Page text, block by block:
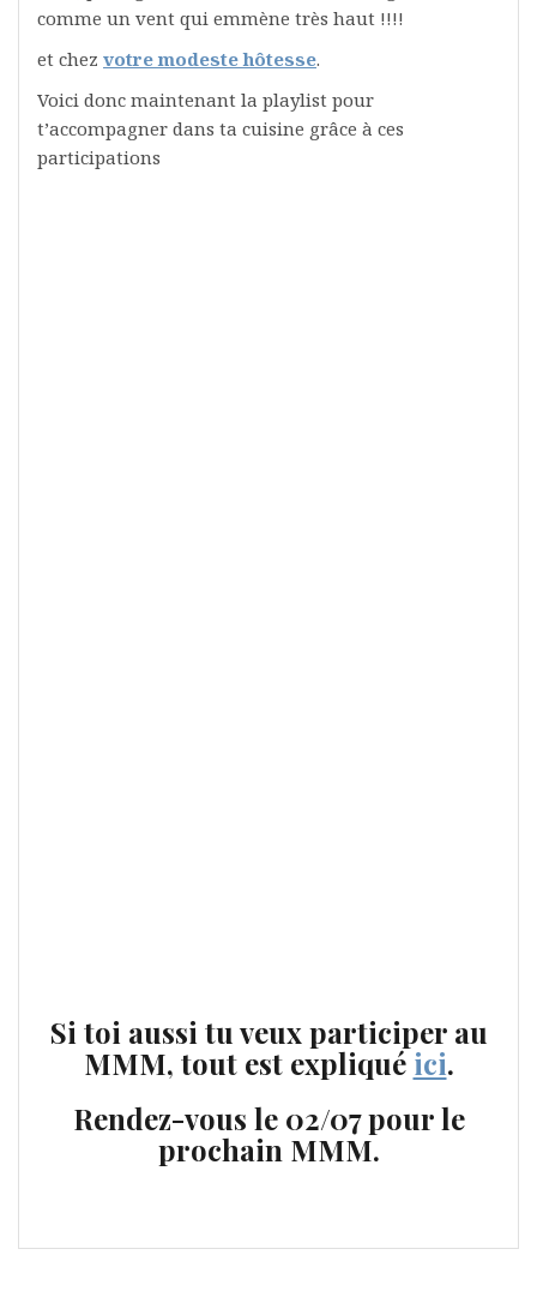
comme un vent qui emmène très haut !!!!
et chez votre modeste hôtesse.
Voici donc maintenant la playlist pour
t’accompagner dans ta cuisine grâce à ces
participations
Si toi aussi tu veux participer au
MMM, tout est expliqué ici.
Rendez-vous le 02/07 pour le
prochain MMM.